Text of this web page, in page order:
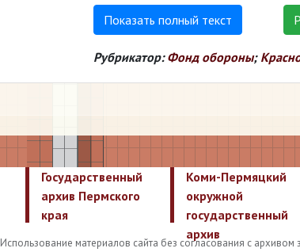
Показать полный текст
Рубрикатор: Фонд обороны;
Государственный
архив Пермского
края
Коми-Пермяцкий
окружной
государственный
архив
Использование материалов сайта без согласования с